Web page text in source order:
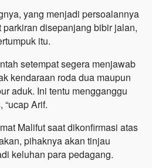
yang menjadi persoalannya
disepanjang bibir jalan,
itu.
setempat segera menjawab
kendaraan roda dua maupun
aduk. Ini tentu mengganggu
Arif.
Malifut saat dikonfirmasi atas
pihaknya akan tinjau
keluhan para pedagang.